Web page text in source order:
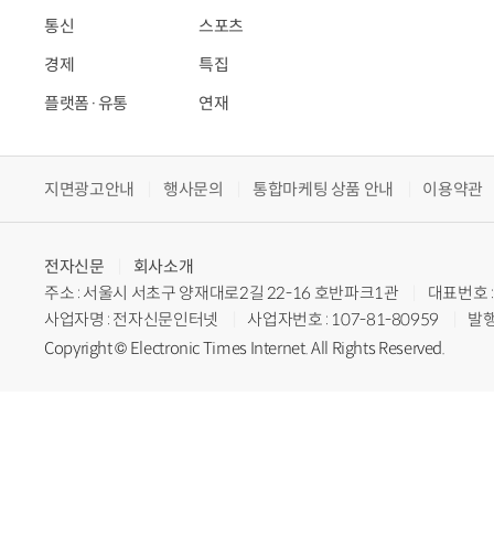
통신
경제
플랫폼·유통
스포츠
특집
연재
지면광고안내 행사문의 통합마케팅 상품 안내 이용약관
전자신문
회사소개
주소 : 서울시 서초구 양재대로2길 22-16 호반파크1관
대표번
사업자명 : 전자신문인터넷
사업자번호 : 107-81-80959
발
Copyright © Electronic Times Internet. All Rights Reserved.